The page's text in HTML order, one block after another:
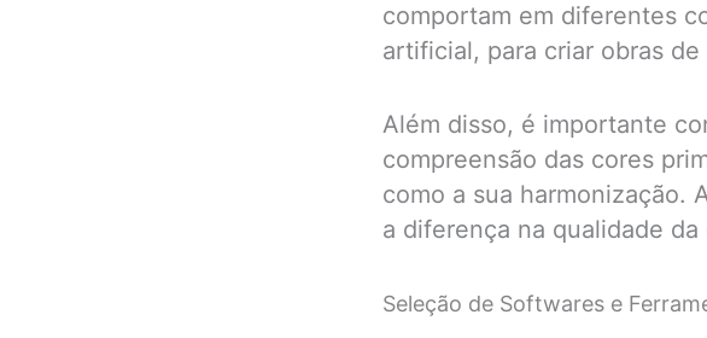
comportam em diferentes
artificial, para criar obras
Além disso, é importante
compreensão das cores
como a sua harmonização.
a diferença na qualidade da
Seleção de Softwares e